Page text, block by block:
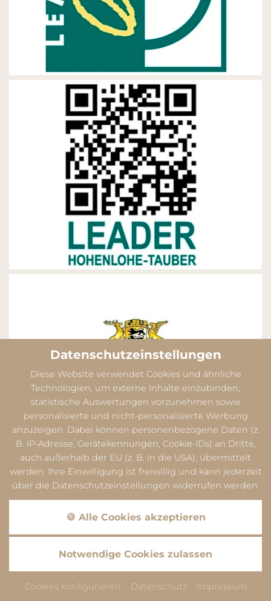
Datenschutzeinstellungen
Diese Website verwendet Cookies und ähnliche
Technologien, um externe Inhalte einzubinden,
statistische Auswertungen vorzunehmen sowie
personalisierte und nicht-personalisierte Werbung
anzuzeigen. Dabei können personenbezogene Daten (z.
B. IP-Adresse, Gerätekennungen, Cookie-IDs) an Dritte,
auch außerhalb der EU (z. B. in die USA), übermittelt
werden. Ihre Einwilligung ist freiwillig und kann jederzeit
über die Datenschutzeinstellungen widerrufen werden.
🍪 Alle Cookies akzeptieren
Notwendige Cookies zulassen
Cookies konfigurieren Datenschutz Impressum
Datenschutz
"Google" akzeptieren.
AkzeptierenEinstellungen
Datenschutz
"ADDITIVE GmbH" akzeptieren.
Einstellungen